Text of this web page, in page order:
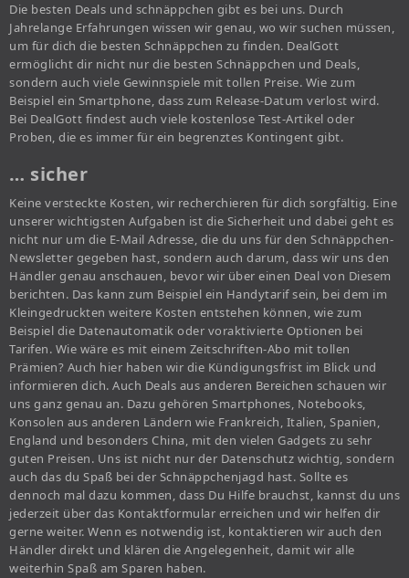
Die besten Deals und schnäppchen gibt es bei uns. Durch
Jahrelange Erfahrungen wissen wir genau, wo wir suchen müssen,
um für dich die besten Schnäppchen zu finden. DealGott
ermöglicht dir nicht nur die besten Schnäppchen und Deals,
sondern auch viele Gewinnspiele mit tollen Preise. Wie zum
Beispiel ein Smartphone, dass zum Release-Datum verlost wird.
Bei DealGott findest auch viele kostenlose Test-Artikel oder
Proben, die es immer für ein begrenztes Kontingent gibt.
… sicher
Keine versteckte Kosten, wir recherchieren für dich sorgfältig. Eine
unserer wichtigsten Aufgaben ist die Sicherheit und dabei geht es
nicht nur um die E-Mail Adresse, die du uns für den Schnäppchen-
Newsletter gegeben hast, sondern auch darum, dass wir uns den
Händler genau anschauen, bevor wir über einen Deal von Diesem
berichten. Das kann zum Beispiel ein Handytarif sein, bei dem im
Kleingedruckten weitere Kosten entstehen können, wie zum
Beispiel die Datenautomatik oder voraktivierte Optionen bei
Tarifen. Wie wäre es mit einem Zeitschriften-Abo mit tollen
Prämien? Auch hier haben wir die Kündigungsfrist im Blick und
informieren dich. Auch Deals aus anderen Bereichen schauen wir
uns ganz genau an. Dazu gehören Smartphones, Notebooks,
Konsolen aus anderen Ländern wie Frankreich, Italien, Spanien,
England und besonders China, mit den vielen Gadgets zu sehr
guten Preisen. Uns ist nicht nur der Datenschutz wichtig, sondern
auch das du Spaß bei der Schnäppchenjagd hast. Sollte es
dennoch mal dazu kommen, dass Du Hilfe brauchst, kannst du uns
jederzeit über das Kontaktformular erreichen und wir helfen dir
gerne weiter. Wenn es notwendig ist, kontaktieren wir auch den
Händler direkt und klären die Angelegenheit, damit wir alle
weiterhin Spaß am Sparen haben.